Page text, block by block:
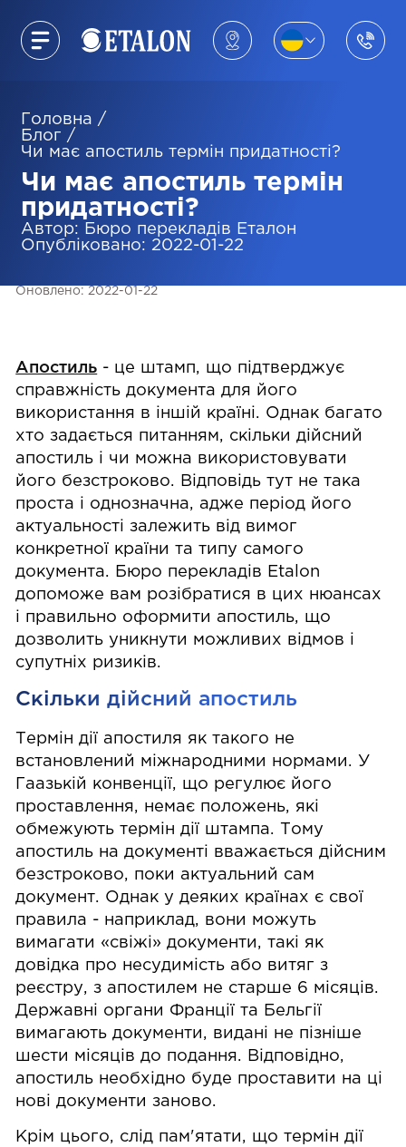
Головна /
Блог /
Чи має апостиль термін придатності?
Чи має апостиль термін
придатності?
Автор:
Бюро перекладів Eталон
Опубліковано: 2022-01-22
Оновлено: 2022-01-22
Апостиль - це штамп, що підтверджує
справжність документа для його
використання в іншій країні. Однак багато
хто задається питанням, скільки дійсний
апостиль і чи можна використовувати
його безстроково. Відповідь тут не така
проста і однозначна, адже період його
актуальності залежить від вимог
конкретної країни та типу самого
документа. Бюро перекладів Etalon
допоможе вам розібратися в цих нюансах
і правильно оформити апостиль, що
дозволить уникнути можливих відмов і
супутніх ризиків.
Скільки дійсний апостиль
Термін дії апостиля як такого не
встановлений міжнародними нормами. У
Гаазькій конвенції, що регулює його
проставлення, немає положень, які
обмежують термін дії штампа. Тому
апостиль на документі вважається дійсним
безстроково, поки актуальний сам
документ. Однак у деяких країнах є свої
правила - наприклад, вони можуть
вимагати «свіжі» документи, такі як
довідка про несудимість або витяг з
реєстру, з апостилем не старше 6 місяців.
Державні органи Франції та Бельгії
вимагають документи, видані не пізніше
шести місяців до подання. Відповідно,
апостиль необхідно буде проставити на ці
нові документи заново.
Крім цього, слід пам'ятати, що термін дії